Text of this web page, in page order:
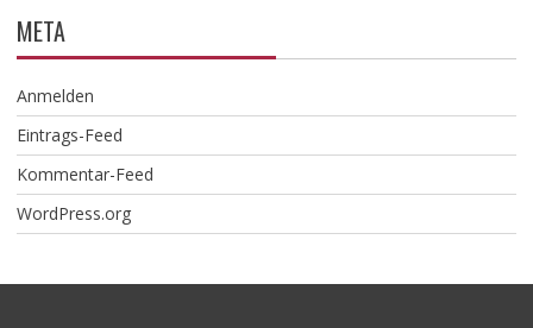
META
Anmelden
Eintrags-Feed
Kommentar-Feed
WordPress.org